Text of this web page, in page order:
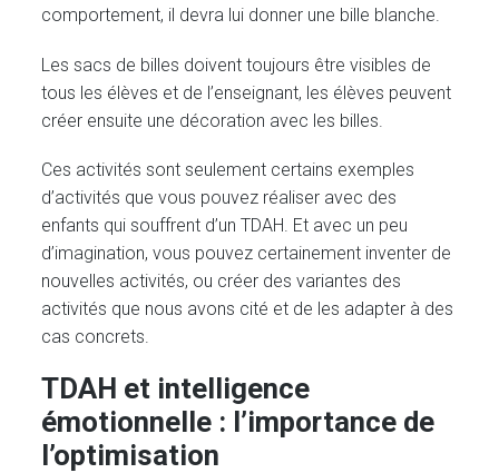
comportement, il devra lui donner une bille blanche.
Les sacs de billes doivent toujours être visibles de
tous les élèves et de l’enseignant, les élèves peuvent
créer ensuite une décoration avec les billes.
Ces activités sont seulement certains exemples
d’activités que vous pouvez réaliser avec des
enfants qui souffrent d’un TDAH. Et avec un peu
d’imagination, vous pouvez certainement inventer de
nouvelles activités, ou créer des variantes des
activités que nous avons cité et de les adapter à des
cas concrets.
TDAH et intelligence
émotionnelle : l’importance de
l’optimisation